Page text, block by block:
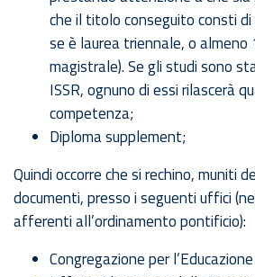
che il titolo conseguito consti
se è laurea triennale, o almeno
magistrale). Se gli studi sono
ISSR, ognuno di essi rilascerà
competenza;
Diploma supplement;
Quindi occorre che si rechino, muniti
documenti, presso i seguenti uffici
afferenti all’ordinamento pontificio):
Congregazione per